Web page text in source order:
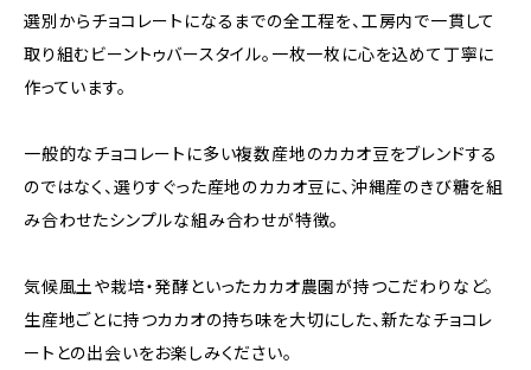
選別からチョコレートになるまでの全工程を、工房内で一貫して
取り組むビーントゥバースタイル。一枚一枚に心を込めて丁寧に
作っています。
一般的なチョコレートに多い複数産地のカカオ豆をブレンドする
のではなく、選りすぐった産地のカカオ豆に、沖縄産のきび糖を組
み合わせたシンプルな組み合わせが特徴。
気候風土や栽培・発酵といったカカオ農園が持つこだわりなど。
生産地ごとに持つカカオの持ち味を大切にした、新たなチョコレ
ートとの出会いをお楽しみください。